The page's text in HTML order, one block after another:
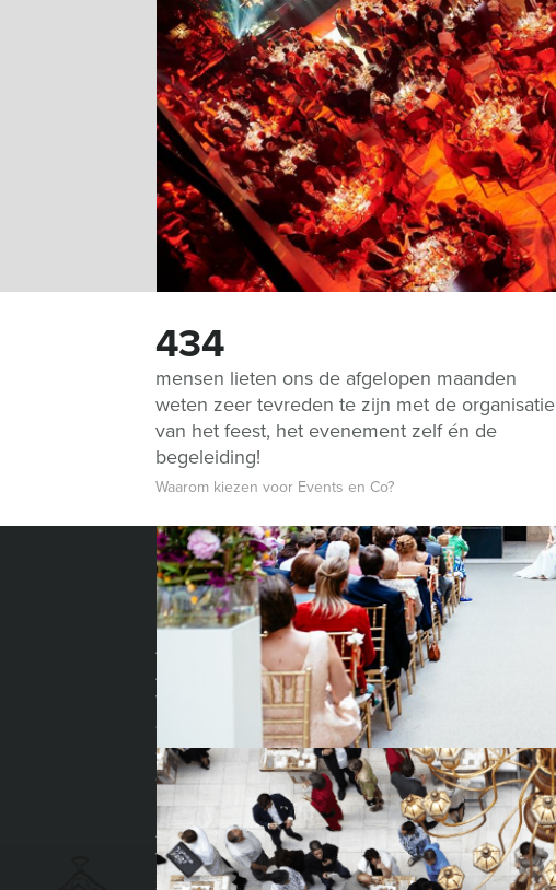
434
mensen lieten ons de afgelopen maanden
weten zeer tevreden te zijn met de organisatie
van het feest, het evenement zelf én de
begeleiding!
Waarom kiezen voor Events en Co?
INFORMATIE
Privacy- en cookieverklaring
Algemene voorwaarden
Annuleringsverzekering
Vraag & antwoord
Categorieën
Cases
Organisatie
Referenties
Activiteiten
Vacatures
Services
CATEGORIEËN
Acts
Attributen
Bedrijfsfeest
Dansacts
Entertainers
Kansspelen
Kermisattracties
Muzikanten
Oud Hollandse spellen
Proeverijen
Shows